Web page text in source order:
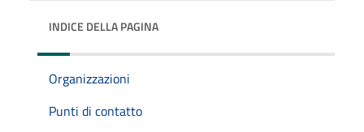
INDICE DELLA PAGINA
Organizzazioni
Punti di contatto